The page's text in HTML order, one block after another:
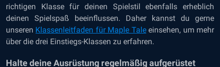
richtigen Klasse für deinen Spielstil ebenfalls erheblich
deinen Spielspaß beeinflussen. Daher kannst du gerne
unseren Klassenleitfaden für Maple Taleeinsehen, um mehr
über die drei Einstiegs-Klassen zu erfahren.
Halte deine Ausrüstung regelmäßig aufgerüstet